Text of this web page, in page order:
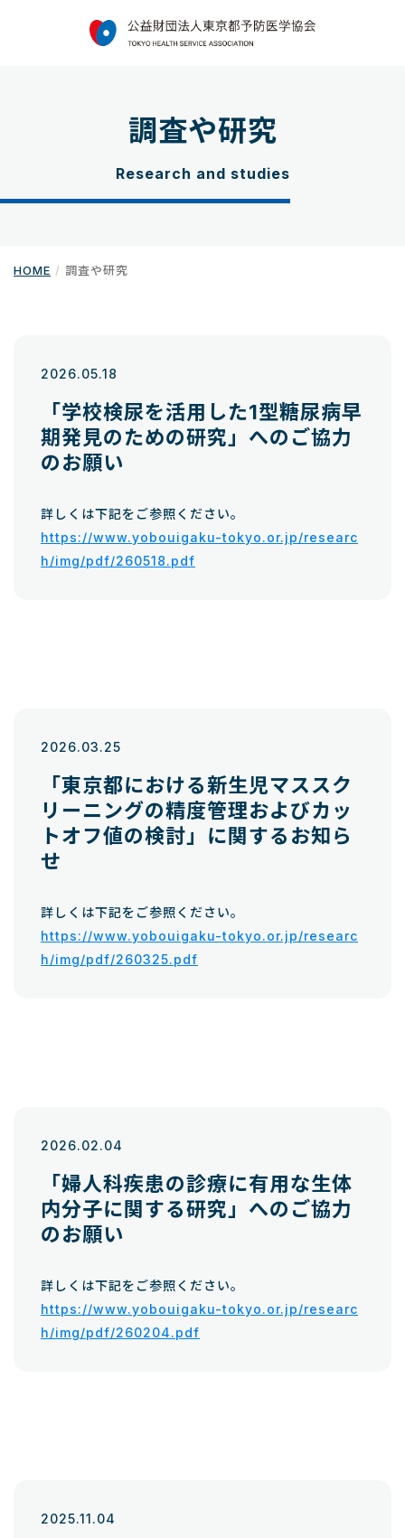
調査や研究
Research and studies
HOME 調査や研究
2026.05.18
「学校検尿を活用した1型糖尿病早
期発見のための研究」へのご協力
のお願い
詳しくは下記をご参照ください。
https://www.yobouigaku-tokyo.or.jp/researc
h/img/pdf/260518.pdf
2026.03.25
「東京都における新生児マススク
リーニングの精度管理およびカッ
トオフ値の検討」に関するお知ら
せ
詳しくは下記をご参照ください。
https://www.yobouigaku-tokyo.or.jp/researc
h/img/pdf/260325.pdf
2026.02.04
「婦人科疾患の診療に有用な生体
内分子に関する研究」へのご協力
のお願い
詳しくは下記をご参照ください。
https://www.yobouigaku-tokyo.or.jp/researc
h/img/pdf/260204.pdf
2025.11.04